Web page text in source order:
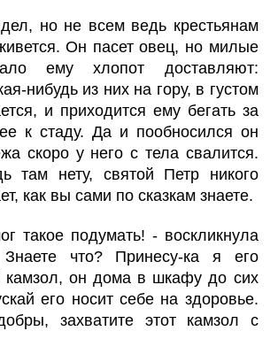
но не всем ведь крестьянам
Он пасет овец, но милые
ему хлопот доставляют:
нибудь из них на гору, в густом
и приходится ему бегать за
к стаду. Да и пообносился он
скоро у него с тела свалится.
там нету, святой Петр никого
как вы сами по сказкам знаете.
такое подумать! - воскликнула
что? Принесу-ка я его
камзол, он дома в шкафу до сих
его носит себе на здоровье.
захватите этот камзол с